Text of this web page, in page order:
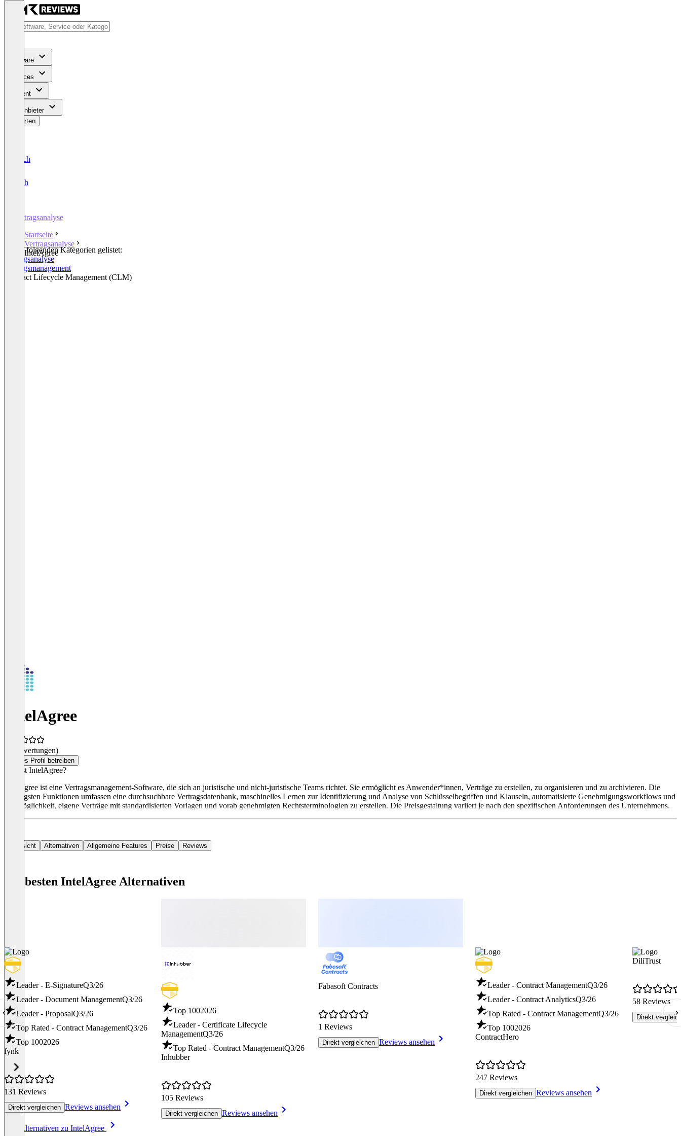
Software
Services
Content
Für Anbieter
Bewerten
Deutsch
English
Vertragsanalyse
Startseite
Vertragsanalyse
IntelAgree
In den folgenden Kategorien gelistet:
Vertragsanalyse
Vertragsmanagement
Contract Lifecycle Management (CLM)
IntelAgree
(0 Bewertungen)
Dieses Profil betreiben
Was ist IntelAgree?
IntelAgree ist eine Vertragsmanagement-Software, die sich an juristische und nicht-juristische Teams richtet. Sie ermöglicht es Anwender*innen, Verträge zu erstellen, zu organisieren und zu archivieren. Die
wichtigsten Funktionen umfassen eine durchsuchbare Vertragsdatenbank, maschinelles Lernen zur Identifizierung und Analyse von Schlüsselbegriffen und Klauseln, automatisierte Genehmigungsworkflows und
die Möglichkeit, eigene Verträge mit standardisierten Vorlagen und vorab genehmigten Rechtsterminologien zu erstellen. Die Preisgestaltung variiert je nach den spezifischen Anforderungen des Unternehmens.
Übersicht Alternativen Allgemeine Features Preise Reviews
Die besten IntelAgree Alternativen
Leader - E-SignatureQ3/26
Leader - Document ManagementQ3/26
Leader - ProposalQ3/26
Top Rated - Contract ManagementQ3/26
Top 1002026
fynk
131 Reviews
Direkt vergleichen Reviews ansehen
Top 1002026
Leader - Certificate Lifecycle
ManagementQ3/26
Top Rated - Contract ManagementQ3/26
Inhubber
105 Reviews
Direkt vergleichen Reviews ansehen
Fabasoft Contracts
1 Reviews
Direkt vergleichen Reviews ansehen
Leader - Contract ManagementQ3/26
Leader - Contract AnalyticsQ3/26
Top Rated - Contract ManagementQ3/26
Top 1002026
ContractHero
247 Reviews
Direkt vergleichen Reviews ansehen
DiliTrust
58 Reviews
Direkt
Alle Alternativen zu IntelAgree